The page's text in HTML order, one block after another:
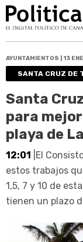
AYUNTAMIENTOS | 13
SANTA CRUZ DE
Santa
para
playa de
12:01 |El
estos trabajos
1,5, 7 y 10 de
tienen un plazo